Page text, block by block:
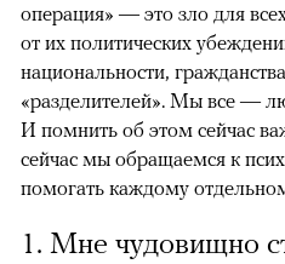
операция» — это зло для
от их политических
национальности,
«разделителей». Мы все —
И помнить об этом сейчас
сейчас мы обращаемся к
помогать каждому
1. Мне чудовищно